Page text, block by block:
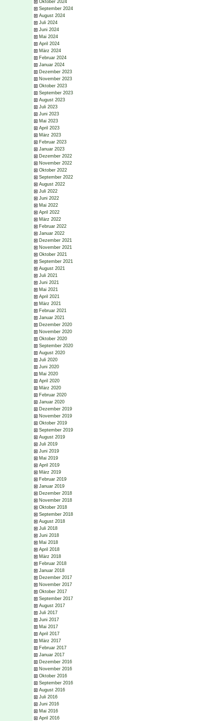
Oktober 2024
September 2024
August 2024
Juli 2024
Juni 2024
Mai 2024
April 2024
März 2024
Februar 2024
Januar 2024
Dezember 2023
November 2023
Oktober 2023
September 2023
August 2023
Juli 2023
Juni 2023
Mai 2023
April 2023
März 2023
Februar 2023
Januar 2023
Dezember 2022
November 2022
Oktober 2022
September 2022
August 2022
Juli 2022
Juni 2022
Mai 2022
April 2022
März 2022
Februar 2022
Januar 2022
Dezember 2021
November 2021
Oktober 2021
September 2021
August 2021
Juli 2021
Juni 2021
Mai 2021
April 2021
März 2021
Februar 2021
Januar 2021
Dezember 2020
November 2020
Oktober 2020
September 2020
August 2020
Juli 2020
Juni 2020
Mai 2020
April 2020
März 2020
Februar 2020
Januar 2020
Dezember 2019
November 2019
Oktober 2019
September 2019
August 2019
Juli 2019
Juni 2019
Mai 2019
April 2019
März 2019
Februar 2019
Januar 2019
Dezember 2018
November 2018
Oktober 2018
September 2018
August 2018
Juli 2018
Juni 2018
Mai 2018
April 2018
März 2018
Februar 2018
Januar 2018
Dezember 2017
November 2017
Oktober 2017
September 2017
August 2017
Juli 2017
Juni 2017
Mai 2017
April 2017
März 2017
Februar 2017
Januar 2017
Dezember 2016
November 2016
Oktober 2016
September 2016
August 2016
Juli 2016
Juni 2016
Mai 2016
April 2016